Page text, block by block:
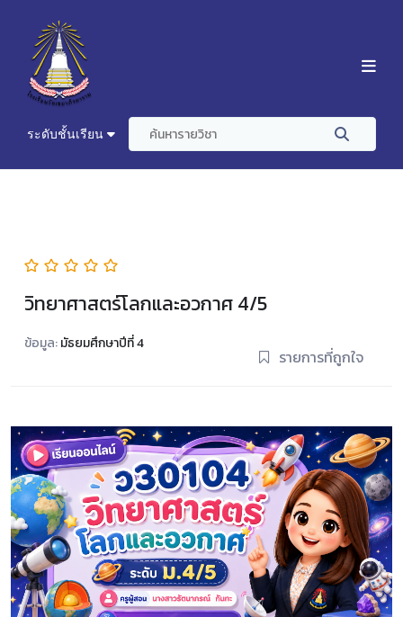
ระดับชั้นเรียน
วิทยาศาสตร์โลกและอวกาศ 4/5
ข้อมูล:มัธยมศึกษาปีที่ 4
รายการที่ถูกใจ